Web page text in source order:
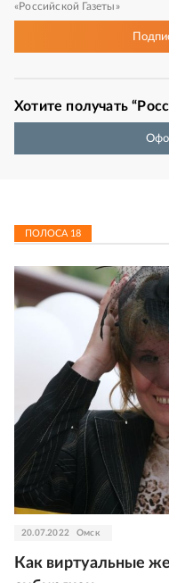
«Российской Газеты»
Хотите получать
ПОЛОСА 18
20.07.2022 Омск
Как виртуальные